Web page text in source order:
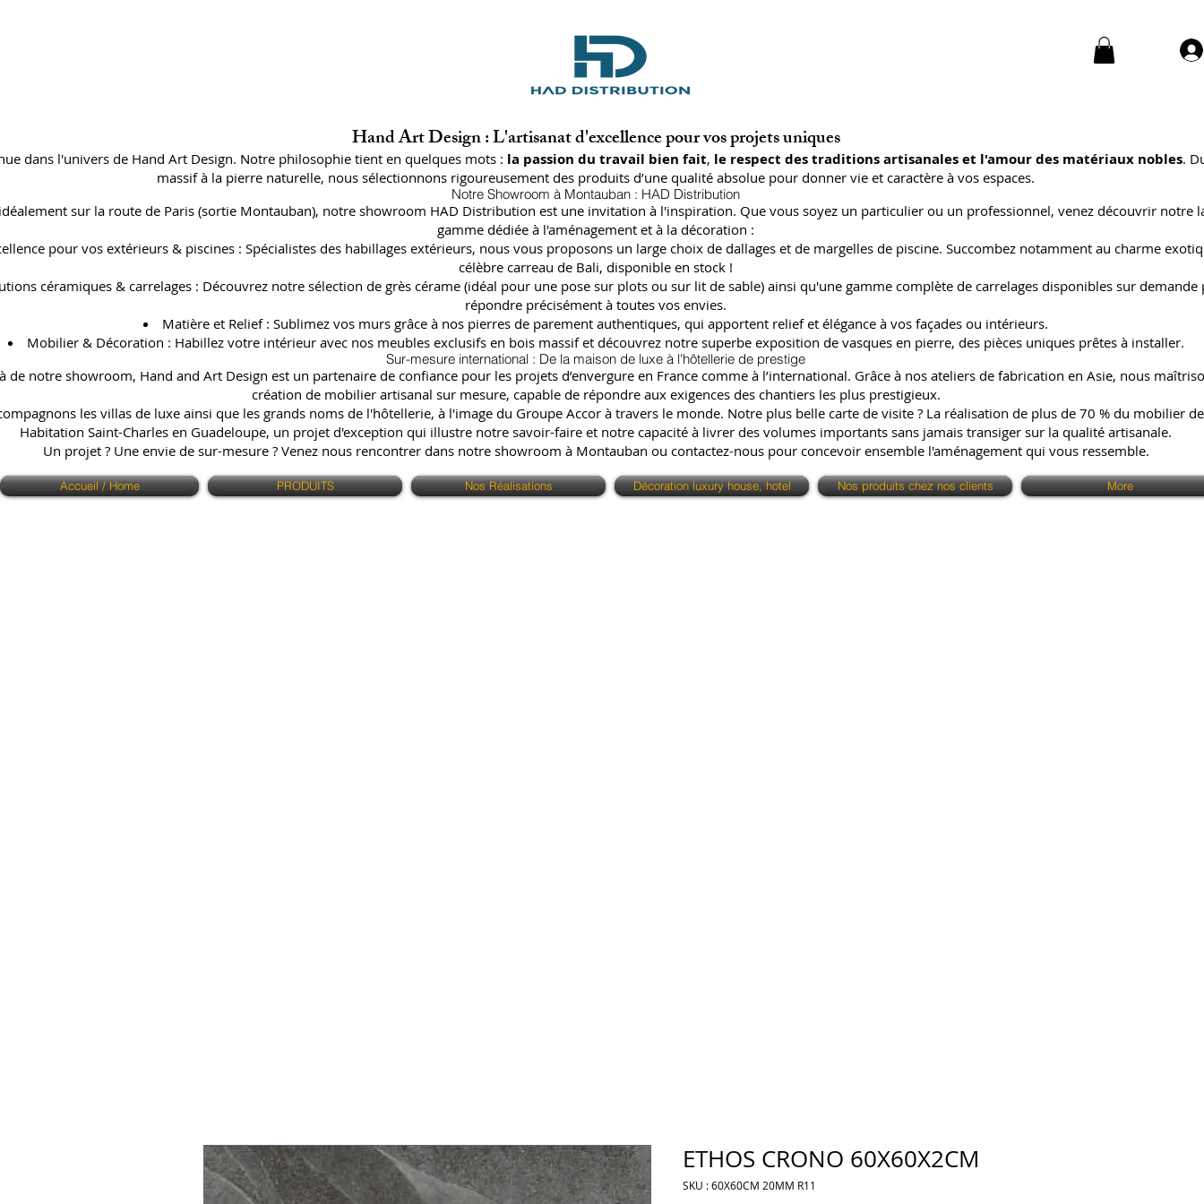
Hand Art Design : L'artisanat d'excellence pour vos projets uniques
dans l'univers de Hand Art Design. Notre philosophie tient en quelques mots : la passion du travail bien fait, le respect des traditions artisanales et l'amour des matériaux nobles.
massif à la pierre naturelle, nous sélectionnons rigoureusement des produits d’une qualité absolue pour donner vie et caractère à vos espaces.
Notre Showroom à Montauban : HAD Distribution
sur la route de Paris (sortie Montauban), notre showroom HAD Distribution est une invitation à l'inspiration. Que vous soyez un particulier ou un professionnel, venez découvrir notre
gamme dédiée à l'aménagement et à la décoration :
pour vos extérieurs & piscines : Spécialistes des habillages extérieurs, nous vous proposons un large choix de dallages et de margelles de piscine. Succombez notamment au charme
célèbre carreau de Bali, disponible en stock !
céramiques & carrelages : Découvrez notre sélection de grès cérame (idéal pour une pose sur plots ou sur lit de sable) ainsi qu'une gamme complète de carrelages disponibles sur demande
répondre précisément à toutes vos envies.
Matière et Relief : Sublimez vos murs grâce à nos pierres de parement authentiques, qui apportent relief et élégance à vos façades ou intérieurs.
Mobilier & Décoration : Habillez votre intérieur avec nos meubles exclusifs en bois massif et découvrez notre superbe exposition de vasques en pierre, des pièces uniques prêtes à installer.
Sur-mesure international : De la maison de luxe à l'hôtellerie de prestige
de notre showroom, Hand and Art Design est un partenaire de confiance pour les projets d’envergure en France comme à l’international. Grâce à nos ateliers de fabrication en Asie, nous
création de mobilier artisanal sur mesure, capable de répondre aux exigences des chantiers les plus prestigieux.
les villas de luxe ainsi que les grands noms de l'hôtellerie, à l'image du Groupe Accor à travers le monde. Notre plus belle carte de visite ? La réalisation de plus de 70 % du mobilier
Habitation Saint-Charles en Guadeloupe, un projet d'exception qui illustre notre savoir-faire et notre capacité à livrer des volumes importants sans jamais transiger sur la qualité artisanale.
Un projet ? Une envie de sur-mesure ? Venez nous rencontrer dans notre showroom à Montauban ou contactez-nous pour concevoir ensemble l'aménagement qui vous ressemble.
Accueil / Home PRODUITS Nos Réalisations Décoration luxury house, hotel Nos produits chez nos clients More
ETHOS CRONO 60X60X2CM
SKU : 60X60CM 20MM R11